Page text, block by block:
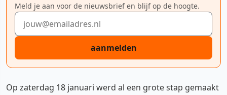
Meld je aan voor de nieuwsbrief en blijf op de hoogte.
E-mailadres
aanmelden
Op zaterdag 18 januari werd al een grote stap gemaakt